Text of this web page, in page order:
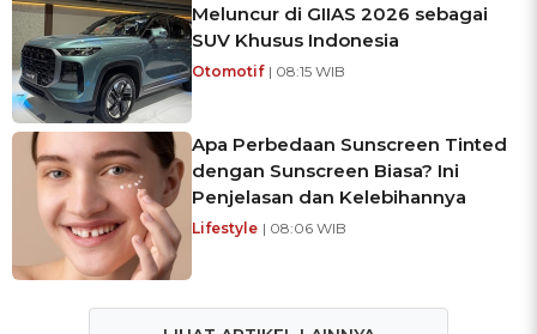
Meluncur di GIIAS 2026 sebagai
SUV Khusus Indonesia
Otomotif | 08:15 WIB
Apa Perbedaan Sunscreen Tinted
dengan Sunscreen Biasa? Ini
Penjelasan dan Kelebihannya
Lifestyle | 08:06 WIB